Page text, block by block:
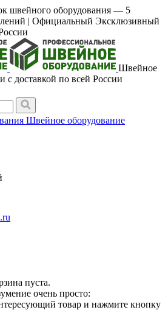
швейного оборудования — 5
| Официальный Эксклюзивный
Швейное
с доставкой по всей России
Швейное оборудование
пуста.
очень просто:
товар и нажмите кнопку